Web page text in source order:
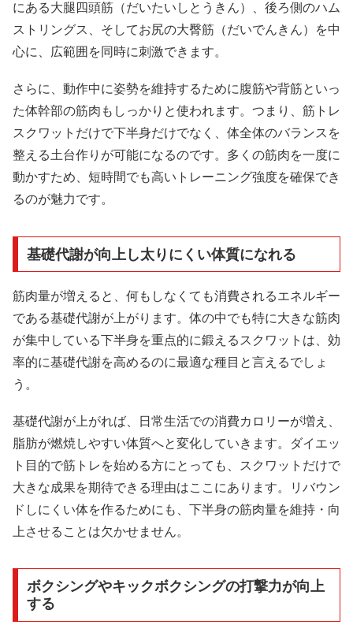
にある大腿四頭筋（だいたいしとうきん）、後ろ側のハム
ストリングス、そしてお尻の大臀筋（だいでんきん）を中
心に、広範囲を同時に刺激できます。
さらに、動作中に姿勢を維持するために腹筋や背筋といっ
た体幹部の筋肉もしっかりと使われます。つまり、筋トレ
スクワットだけで下半身だけでなく、体全体のバランスを
整える土台作りが可能になるのです。多くの筋肉を一度に
動かすため、短時間でも高いトレーニング強度を確保でき
るのが魅力です。
基礎代謝が向上し太りにくい体質になれる
筋肉量が増えると、何もしなくても消費されるエネルギー
である基礎代謝が上がります。体の中でも特に大きな筋肉
が集中している下半身を重点的に鍛えるスクワットは、効
率的に基礎代謝を高めるのに最適な種目と言えるでしょ
う。
基礎代謝が上がれば、日常生活での消費カロリーが増え、
脂肪が燃焼しやすい体質へと変化していきます。ダイエッ
ト目的で筋トレを始める方にとっても、スクワットだけで
大きな成果を期待できる理由はここにあります。リバウン
ドしにくい体を作るためにも、下半身の筋肉量を維持・向
上させることは欠かせません。
ボクシングやキックボクシングの打撃力が向上
する